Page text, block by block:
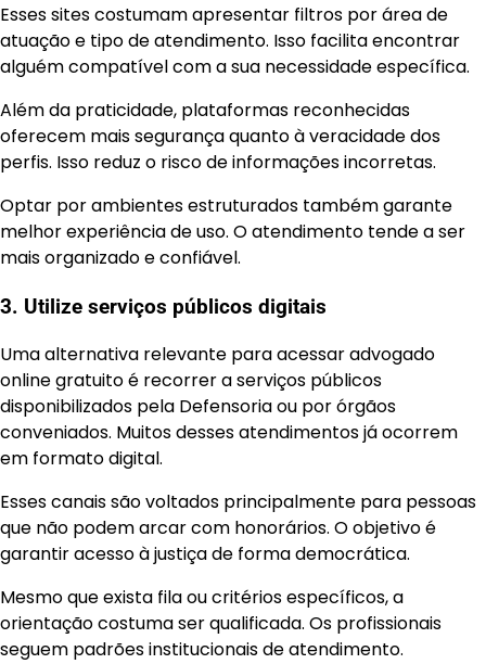
Esses sites costumam apresentar filtros por área de
atuação e tipo de atendimento. Isso facilita encontrar
alguém compatível com a sua necessidade específica.
Além da praticidade, plataformas reconhecidas
oferecem mais segurança quanto à veracidade dos
perfis. Isso reduz o risco de informações incorretas.
Optar por ambientes estruturados também garante
melhor experiência de uso. O atendimento tende a ser
mais organizado e confiável.
3. Utilize serviços públicos digitais
Uma alternativa relevante para acessar advogado
online gratuito é recorrer a serviços públicos
disponibilizados pela Defensoria ou por órgãos
conveniados. Muitos desses atendimentos já ocorrem
em formato digital.
Esses canais são voltados principalmente para pessoas
que não podem arcar com honorários. O objetivo é
garantir acesso à justiça de forma democrática.
Mesmo que exista fila ou critérios específicos, a
orientação costuma ser qualificada. Os profissionais
seguem padrões institucionais de atendimento.